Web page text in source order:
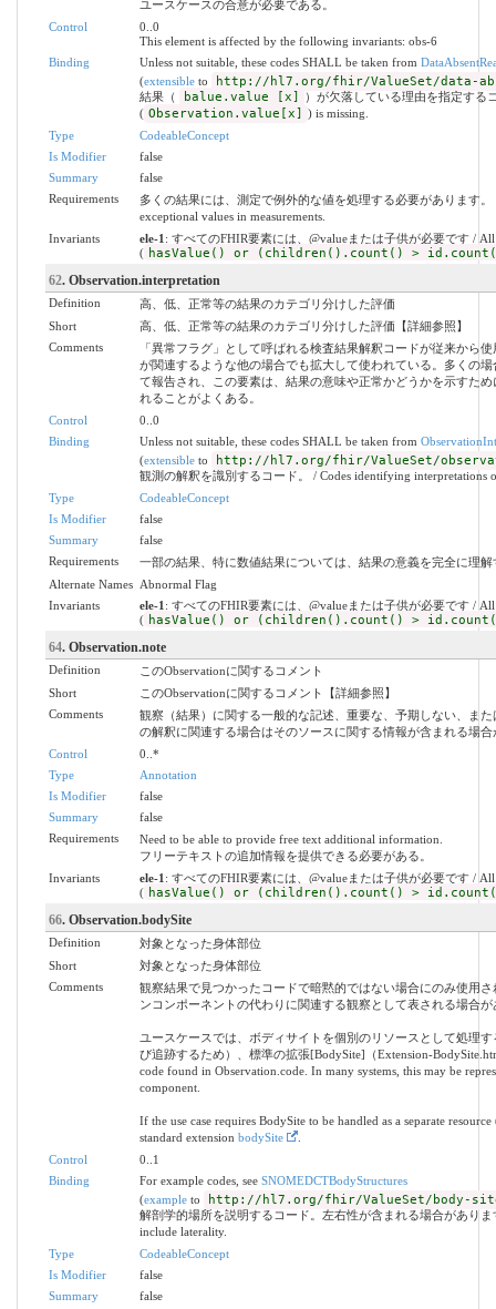
ユースケースの合意が必要である。
Control
0..0
This element is affected by the following invariants: obs-6
Binding
Unless not suitable, these codes SHALL be taken from
(extensibleto http://hl7.org/fhir/ValueSet/data-
結果（ balue.value [x]
）が欠落している理由を指定する
( Observation.value[x] ) is missing.
Type
CodeableConcept
Is Modifier
false
Summary
false
Requirements
多くの結果には、測定で例外的な値を処理する必要があります。
exceptional values in measurements.
Invariants
ele-1 : すべてのFHIR要素には、@valueまたは子供が必要です / All
( hasValue() or (children().count() >
62. Observation.interpretation
Definition
高、低、正常等の結果のカテゴリ分けした評価
Short
高、低、正常等の結果のカテゴリ分けした評価【詳細参照】
Comments
「異常フラグ」として呼ばれる検査結果解釈コードが従来から
が関連するような他の場合でも拡大して使われている。多くの
て報告され、この要素は、結果の意味や正常かどうかを示すた
れることがよくある。
Control
0..0
Binding
Unless not suitable, these codes SHALL be taken from
(extensibleto http://hl7.org/fhir/ValueSet/
観測の解釈を識別するコード。 / Codes identifying interpretations
Type
CodeableConcept
Is Modifier
false
Summary
false
Requirements
一部の結果、特に数値結果については、結果の意義を完全に理
Alternate Names
Abnormal Flag
Invariants
ele-1 : すべてのFHIR要素には、@valueまたは子供が必要です / All
( hasValue() or (children().count() >
64. Observation.note
Definition
このObservationに関するコメント
Short
このObservationに関するコメント【詳細参照】
Comments
観察（結果）に関する一般的な記述、重要な、予期しない、ま
の解釈に関連する場合はそのソースに関する情報が含まれる場合
Control
0..*
Type
Annotation
Is Modifier
false
Summary
false
Requirements
Need to be able to provide free text additional information.
フリーテキストの追加情報を提供できる必要がある。
Invariants
ele-1 : すべてのFHIR要素には、@valueまたは子供が必要です / All
( hasValue() or (children().count() >
66. Observation.bodySite
Definition
対象となった身体部位
Short
対象となった身体部位
Comments
観察結果で見つかったコードで暗黙的ではない場合にのみ使用
ンコンポーネントの代わりに関連する観察として表される場合が
ユースケースでは、ボディサイトを個別のリソースとして処理
び追跡するため）、標準の拡張[BodySite]（Extension-
code found in Observation.code. In many systems, this may be
component.
If the use case requires BodySite to be handled as a separate
standard extension bodySite
.
Control
0..1
Binding
For example codes, see SNOMEDCTBodyStructures
(exampleto http://hl7.org/fhir/ValueSet/body-
解剖学的場所を説明するコード。左右性が含まれる場合がありま
include laterality.
Type
CodeableConcept
Is Modifier
false
Summary
false